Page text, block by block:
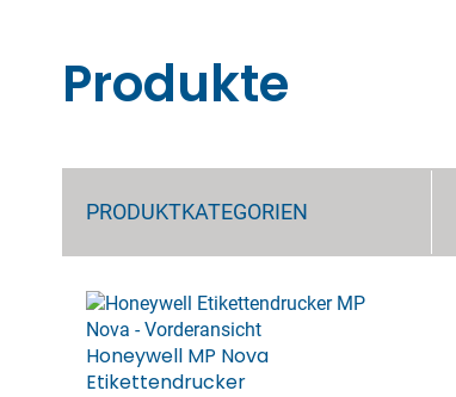
Produkte
PRODUKTKATEGORIEN
Honeywell MP Nova
Etikettendrucker